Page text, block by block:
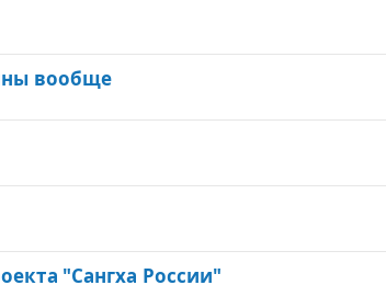
вообще
"Сангха России"